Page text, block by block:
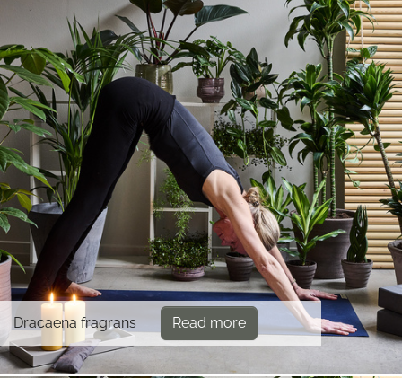
Dracaena fragrans Read more